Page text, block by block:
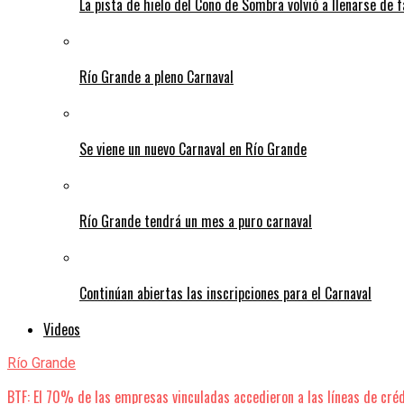
La pista de hielo del Cono de Sombra volvió a llenarse de
Río Grande a pleno Carnaval
Se viene un nuevo Carnaval en Río Grande
Río Grande tendrá un mes a puro carnaval
Continúan abiertas las inscripciones para el Carnaval
Videos
Río Grande
BTF: El 70% de las empresas vinculadas accedieron a las líneas de